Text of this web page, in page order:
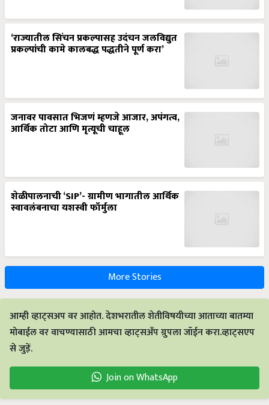
‘राज्यातील सिंचन प्रकल्पासह उदंचन जलविद्युत
प्रकल्पांची कामे कालबद्ध पद्धतीने पूर्ण करा’
जनावर पावसात भिजणं म्हणजे आजार, अपंगत्व,
आर्थिक तोटा आणि मृत्यूची चाहूल
शेळीपालनाची ‘SIP’- ग्रामीण भागातील आर्थिक
स्वावलंबनाचा यशस्वी फॉर्मुला
More Stories
आम्ही व्हाट्सअप वर आहोत. देशभरातील शेतीविषयीच्या आताच्या बातम्या
मोबाईल वर वाचण्यासाठी आमचा व्हाट्सअँप ग्रुपला जॉईन करा.व्हाट्सएप
से जुड़ें.
Join on WhatsApp